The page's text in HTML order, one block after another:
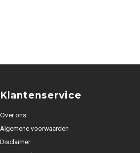
Klantenservice
Over ons
Algemene voorwaarden
Disclaimer